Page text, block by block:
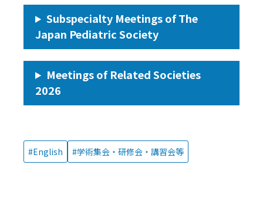
Subspecialty Meetings of The
Japan Pediatric Society
Meetings of Related Societies
2026
English 学術集会・研修会・講習会等